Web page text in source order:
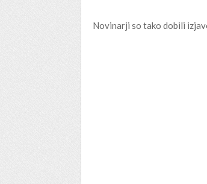
Novinarji so tako dobili